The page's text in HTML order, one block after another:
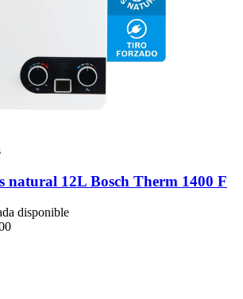
natural 12L Bosch Therm 1400 F
disponible